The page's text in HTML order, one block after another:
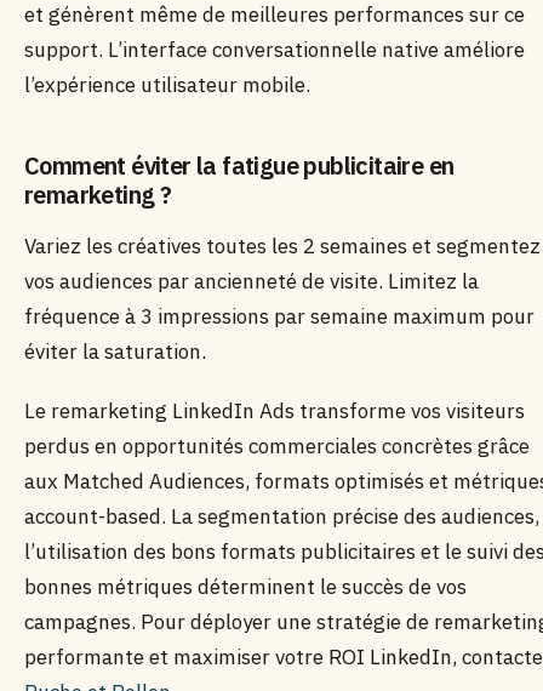
et génèrent même de meilleures performances sur ce
support. L’interface conversationnelle native améliore
l’expérience utilisateur mobile.
Comment éviter la fatigue publicitaire en
remarketing ?
Variez les créatives toutes les 2 semaines et segmentez
vos audiences par ancienneté de visite. Limitez la
fréquence à 3 impressions par semaine maximum pour
éviter la saturation.
Le remarketing LinkedIn Ads transforme vos visiteurs
perdus en opportunités commerciales concrètes grâce
aux Matched Audiences, formats optimisés et
account-based. La segmentation précise des audiences,
l’utilisation des bons formats publicitaires et le suivi
bonnes métriques déterminent le succès de vos
campagnes. Pour déployer une stratégie de
performante et maximiser votre ROI LinkedIn,